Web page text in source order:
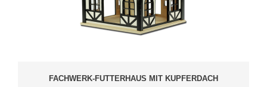
FACHWERK-FUTTERHAUS MIT KUPFERDACH